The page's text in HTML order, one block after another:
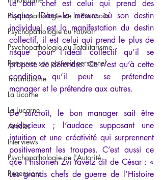
Psychopathologie de la Paranoïa
Psychopathologie du Pouvoir
Psychopathologie du Totalitarisme
Retrouver son pouvoir personnel
Traumatisme
La Licorne
La Lucarne
Articles
Interviews
Psychopathologie de l'Autorité
Recensions
Le bon chef est celui qui prend des
risques. Dans la mesure où son destin
individuel est la manifestation du destin
collectif, il est celui qui prend le plus de
risque pour l’idéal collectif qu’il se
propose de défendre. Ce n’est qu’à cette
condition qu’il peut se prétendre
manager et le prétendre aux autres.
De surcroît, le bon manager sait être
audacieux ; l’audace supposant une
intuition et une créativité qui surprennent
positivement les troupes. C’est aussi ce
que l’historien Zvi Yavetz dit de César : «
Les grands chefs de guerre de l’Histoire